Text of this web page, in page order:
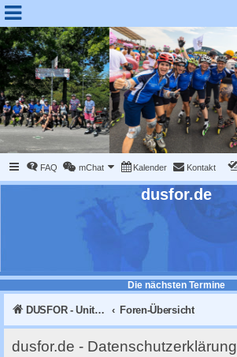
FAQ mChat Kalender Kontakt
dusfor.de
Die nächsten Termine
DUSFOR - United Sk8 Nations :: Inline skaten in Düsseldorf Foren-Übersicht
dusfor.de - Datenschutzerklärung